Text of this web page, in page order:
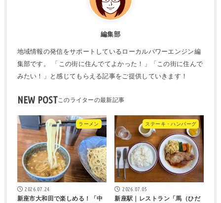
編集部
地域情報の発信をサポートしているローカルパワーエンジン編
集部です。 「この街に住んでてよかった！」「この街に住んで
みたい！」と感じてもらえる記事をご提供していきます！
NEW POST
ラーメン
2026.07.24
新座市大和田で楽しめる！「中
ステーキ・ハンバーグ
2026.07.05
新座駅｜レストラン「馬（ひだ